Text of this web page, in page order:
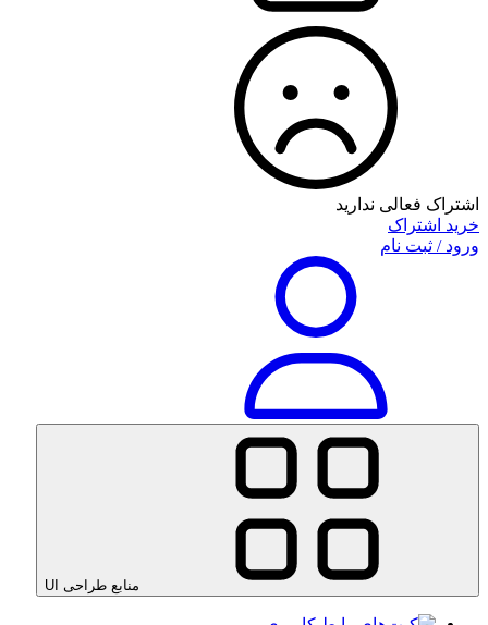
اشتراک فعالی ندارید
خرید اشتراک
ورود / ثبت نام
منابع طراحی UI